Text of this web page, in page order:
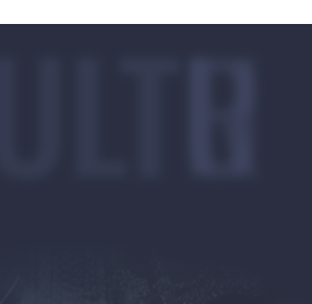
KULTUR